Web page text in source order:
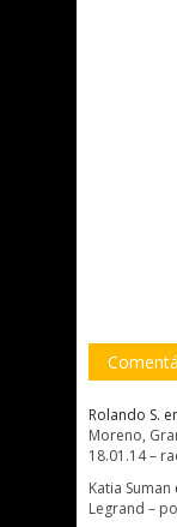
Rolando S.
Moreno,
18.01.14 –
Katia Suman
Legrand –